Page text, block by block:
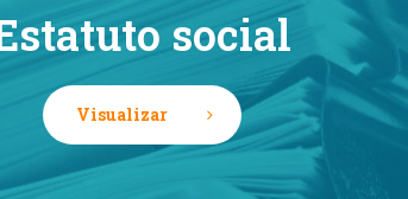
social
Visualizar